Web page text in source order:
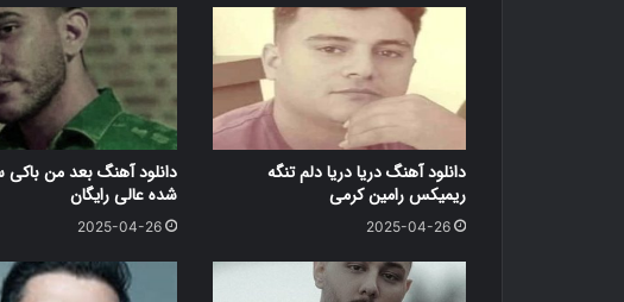
دانلود آهنگ دریا دریا دلم تنگه
ریمیکس رامین کرمی
2025-04-26
دانلود آهنگ بعد من
شده عالی رایگان
2025-04-26